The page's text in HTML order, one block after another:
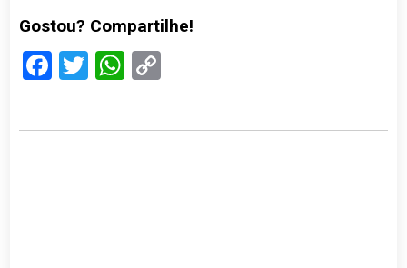
Gostou? Compartilhe!
Facebook
TwitterWhatsApp